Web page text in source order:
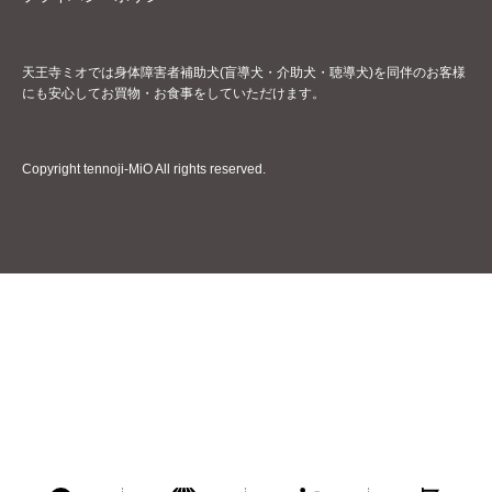
天王寺ミオでは身体障害者補助犬(盲導犬・介助犬・聴導犬)を同伴のお客様
にも安心してお買物・お食事をしていただけます。
Copyright tennoji-MiO All rights reserved.